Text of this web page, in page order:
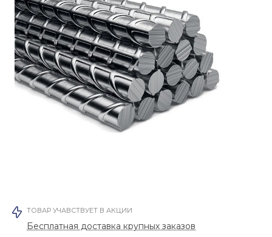
ТОВАР УЧАВСТВУЕТ В АКЦИИ
Бесплатная доставка крупных заказов